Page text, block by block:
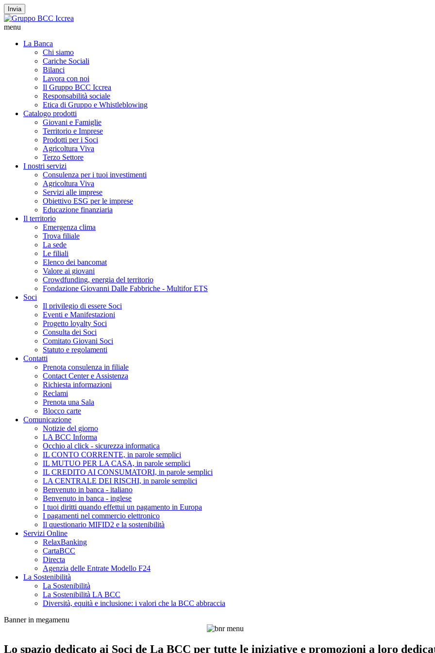
Invia
menu
La Banca
Chi siamo
Cariche Sociali
Bilanci
Lavora con noi
Il Gruppo BCC Iccrea
Responsabilità sociale
Etica di Gruppo e Whistleblowing
Catalogo prodotti
Giovani e Famiglie
Territorio e Imprese
Prodotti per i Soci
Agricoltura Viva
Terzo Settore
I nostri servizi
Consulenza per i tuoi investimenti
Agricoltura Viva
Servizi alle imprese
Obiettivo ESG per le imprese
Educazione finanziaria
Il territorio
Emergenza clima
Trova filiale
La sede
Le filiali
Elenco dei bancomat
Valore ai giovani
Crowdfunding, energia del territorio
Fondazione Giovanni Dalle Fabbriche - Multifor ETS
Soci
Il privilegio di essere Soci
Eventi e Manifestazioni
Progetto loyalty Soci
Consulta dei Soci
Comitato Giovani Soci
Statuto e regolamenti
Contatti
Prenota consulenza in filiale
Contact Center e Assistenza
Richiesta informazioni
Reclami
Prenota una Sala
Blocco carte
Comunicazione
Notizie del giorno
LA BCC Informa
Occhio al click - sicurezza informatica
IL CONTO CORRENTE, in parole semplici
IL MUTUO PER LA CASA, in parole semplici
IL CREDITO AI CONSUMATORI, in parole semplici
LA CENTRALE DEI RISCHI, in parole semplici
Benvenuto in banca - italiano
Benvenuto in banca - inglese
I tuoi diritti quando effettui un pagamento in Europa
I pagamenti nel commercio elettronico
Il questionario MIFID2 e la sostenibilità
Servizi Online
RelaxBanking
CartaBCC
Directa
Agenzia delle Entrate Modello F24
La Sostenibilità
La Sostenibilità
La Sostenibilità LA BCC
Diversità, equità e inclusione: i valori che la BCC abbraccia
Banner in megamenu
Lo spazio dedicato ai Soci de La BCC per tutte le iniziative e promozioni a loro